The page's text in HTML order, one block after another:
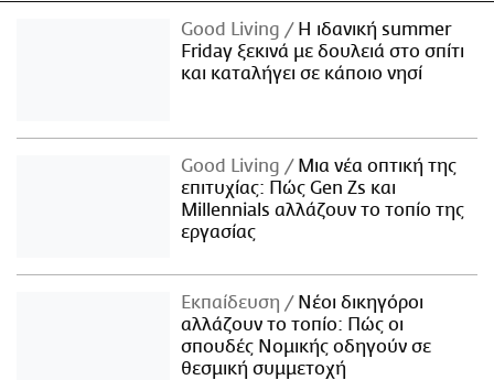
Good Living
Η ιδανική summer
Friday ξεκινά με δουλειά στο σπίτι
και καταλήγει σε κάποιο νησί
Good Living
Μια νέα οπτική της
επιτυχίας: Πώς Gen Zs και
Millennials αλλάζουν το τοπίο της
εργασίας
Εκπαίδευση
Νέοι δικηγόροι
αλλάζουν το τοπίο: Πώς οι
σπουδές Νομικής οδηγούν σε
θεσμική συμμετοχή